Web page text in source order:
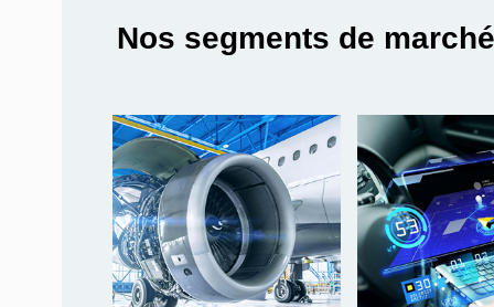
Nos segments de